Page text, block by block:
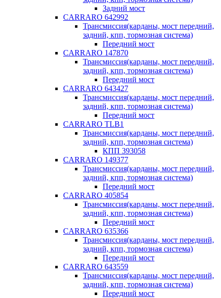
Задний мост
CARRARO 642992
Трансмиссия(карданы, мост передний,
задний, кпп, тормозная система)
Передний мост
CARRARO 147870
Трансмиссия(карданы, мост передний,
задний, кпп, тормозная система)
Передний мост
CARRARO 643427
Трансмиссия(карданы, мост передний,
задний, кпп, тормозная система)
Передний мост
CARRARO TLB1
Трансмиссия(карданы, мост передний,
задний, кпп, тормозная система)
КПП 393058
CARRARO 149377
Трансмиссия(карданы, мост передний,
задний, кпп, тормозная система)
Передний мост
CARRARO 405854
Трансмиссия(карданы, мост передний,
задний, кпп, тормозная система)
Передний мост
CARRARO 635366
Трансмиссия(карданы, мост передний,
задний, кпп, тормозная система)
Передний мост
CARRARO 643559
Трансмиссия(карданы, мост передний,
задний, кпп, тормозная система)
Передний мост